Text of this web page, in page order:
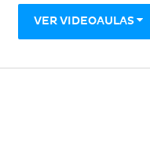
VER VIDEOAULAS